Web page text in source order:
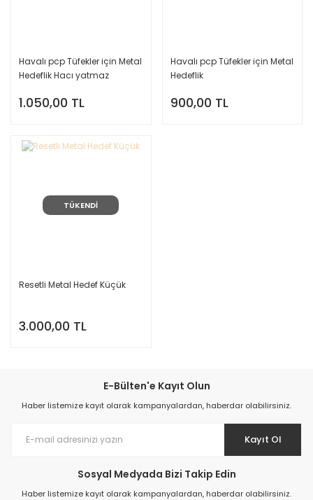
Havalı pcp Tüfekler için Metal
Hedeflik Hacı yatmaz
1.050,00 TL
Havalı pcp Tüfekler için Metal
Hedeflik
900,00 TL
TÜKENDİ
Resetli Metal Hedef Küçük
3.000,00 TL
E-Bülten'e Kayıt Olun
Haber listemize kayıt olarak kampanyalardan, haberdar olabilirsiniz.
Kayıt Ol
Sosyal Medyada Bizi Takip Edin
Haber listemize kayıt olarak kampanyalardan, haberdar olabilirsiniz.